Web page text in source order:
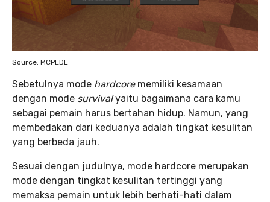
Source: MCPEDL
Sebetulnya mode hardcorememiliki kesamaan
dengan mode survivalyaitu bagaimana cara kamu
sebagai pemain harus bertahan hidup. Namun, yang
membedakan dari keduanya adalah tingkat kesulitan
yang berbeda jauh.
Sesuai dengan judulnya, mode hardcore merupakan
mode dengan tingkat kesulitan tertinggi yang
memaksa pemain untuk lebih berhati-hati dalam